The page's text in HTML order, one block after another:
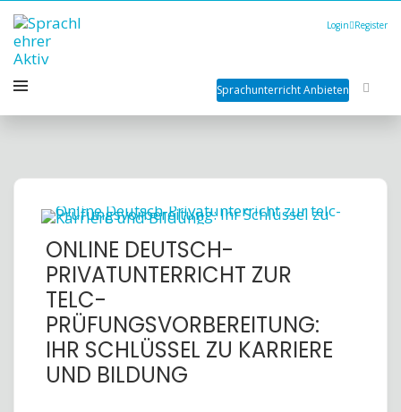
Login Register
Sprachunterricht Anbieten
ONLINE DEUTSCH-
PRIVATUNTERRICHT ZUR
TELC-
PRÜFUNGSVORBEREITUNG:
IHR SCHLÜSSEL ZU KARRIERE
UND BILDUNG